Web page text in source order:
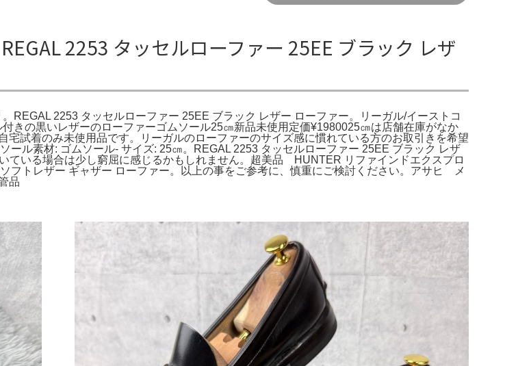
2253 タッセルローファー 25EE ブラック レザ
REGAL 2253 タッセルローファー 25EE ブラック レザー ローファー。リーガル/イーストコ
きの黒いレザーのローファーゴムソール25㎝新品未使用定価¥1980025㎝は店舗在庫がなか
試着のみ未使用品です。リーガルのローファーのサイズ感に慣れている方のお取引きを希望
ール素材: ゴムソール- サイズ: 25㎝。REGAL 2253 タッセルローファー 25EE ブラック レザ
ている場合は少し窮屈に感じるかもしれません。超美品 HUNTER リファインドエクスプロ
フトレザー ギャザー ローファー。以上の事をご参考に、慎重にご検討ください。アサヒ メ
品